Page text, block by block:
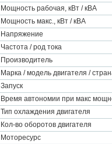
Мощность рабочая, кВт / кВА
Мощность макс., кВт / кВА
Напряжение
Частота / род тока
Производитель
Марка / модель двигателя /
Запуск
Время автономии при макс
Тип охлаждения двигателя
Кол-во оборотов двигателя
Моторесурс